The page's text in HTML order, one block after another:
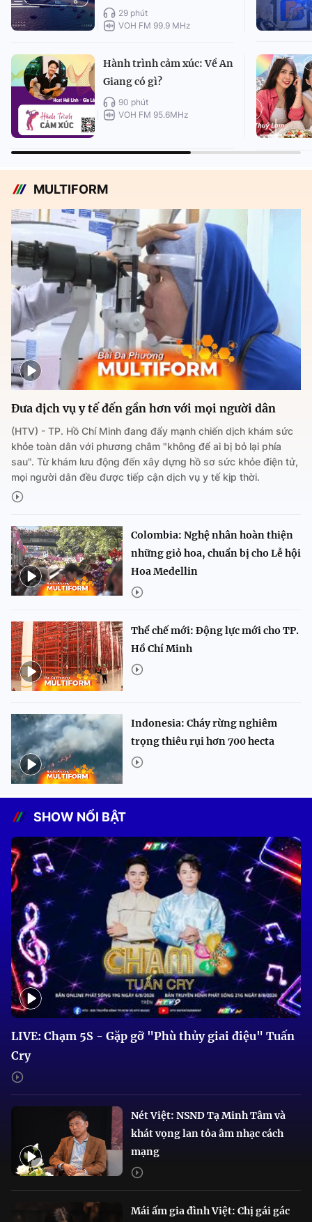
29 phút
VOH FM 99.9 MHz
Hành trình cảm xúc: Về An
Giang có gì?
90 phút
VOH FM 95.6MHz
MULTIFORM
Đưa dịch vụ y tế đến gần hơn với mọi người dân
(HTV) - TP. Hồ Chí Minh đang đẩy mạnh chiến dịch khám sức
khỏe toàn dân với phương châm "không để ai bị bỏ lại phía
sau". Từ khám lưu động đến xây dựng hồ sơ sức khỏe điện tử,
mọi người dân đều được tiếp cận dịch vụ y tế kịp thời.
Colombia: Nghệ nhân hoàn thiện
những giỏ hoa, chuẩn bị cho Lễ hội
Hoa Medellin
Thể chế mới: Động lực mới cho TP.
Hồ Chí Minh
Indonesia: Cháy rừng nghiêm
trọng thiêu rụi hơn 700 hecta
SHOW NỔI BẬT
LIVE: Chạm 5S - Gặp gỡ "Phù thủy giai điệu" Tuấn
Cry
Nét Việt: NSND Tạ Minh Tâm và
khát vọng lan tỏa âm nhạc cách
mạng
Mái ấm gia đình Việt: Chị gái gác